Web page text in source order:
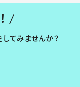
てみませんか？